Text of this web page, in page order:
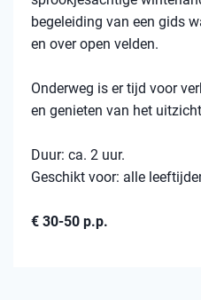
begeleiding van een gids
en over open velden.
Onderweg is er tijd voor
en genieten van het
Duur: ca. 2 uur.
Geschikt voor: alle
€ 30-50 p.p.